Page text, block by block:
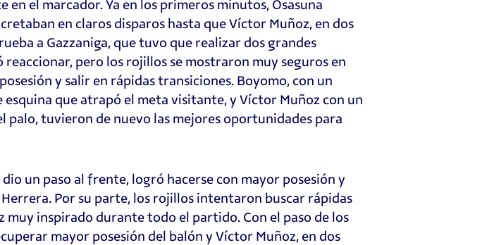
en el marcador. Ya en los primeros minutos, Osasuna
en claros disparos hasta que Víctor Muñoz, en dos
a Gazzaniga, que tuvo que realizar dos grandes
pero los rojillos se mostraron muy seguros en
y salir en rápidas transiciones. Boyomo, con un
esquina que atrapó el meta visitante, y Víctor Muñoz con un
palo, tuvieron de nuevo las mejores oportunidades para
un paso al frente, logró hacerse con mayor posesión y
Por su parte, los rojillos intentaron buscar rápidas
muy inspirado durante todo el partido. Con el paso de los
mayor posesión del balón y Víctor Muñoz, en dos